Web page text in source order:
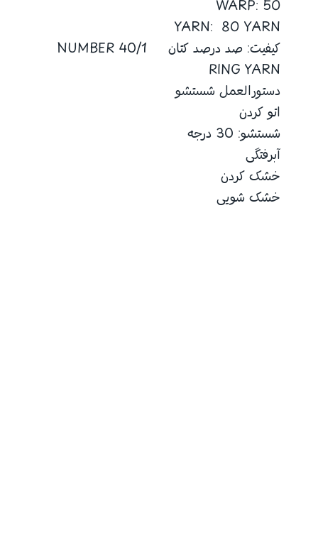
WARP: 50
YARN: 80 YARN
کیفیت: صد درصد کتان 40/1 NUMBER
RING YARN
دستورالعمل شستشو
اتو کردن
شستشو: 30 درجه
آبرفتگی
خشک کردن
خشک شویی